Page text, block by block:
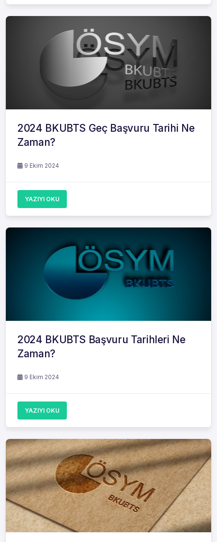
2024 BKUBTS Geç Başvuru Tarihi Ne
Zaman?
9 Ekim 2024
YAZIYI OKU
2024 BKUBTS Başvuru Tarihleri Ne
Zaman?
9 Ekim 2024
YAZIYI OKU